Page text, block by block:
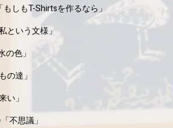
しもT-Shirtsを作るなら」
という文様」
色」
の達」
い」
不思議」